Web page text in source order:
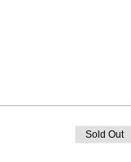
Sold Out